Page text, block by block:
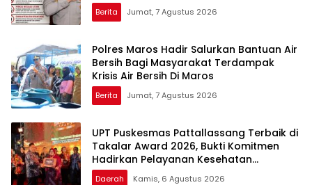
Berita Jumat, 7 Agustus 2026
Polres Maros Hadir Salurkan Bantuan Air
Bersih Bagi Masyarakat Terdampak
Krisis Air Bersih Di Maros
Berita Jumat, 7 Agustus 2026
UPT Puskesmas Pattallassang Terbaik di
Takalar Award 2026, Bukti Komitmen
Hadirkan Pelayanan Kesehatan
Berkualitas
Daerah Kamis, 6 Agustus 2026